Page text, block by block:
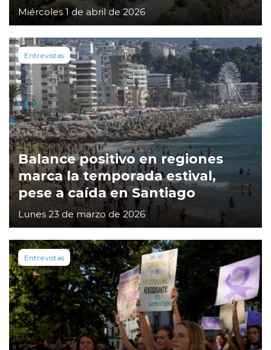
Miércoles 1 de abril de 2026
Entrevistas
Balance positivo en regiones
marca la temporada estival,
pese a caída en Santiago
Lunes 23 de marzo de 2026
Entrevistas